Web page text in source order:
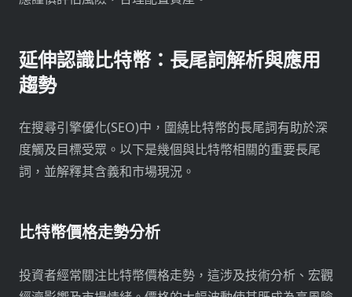
延伸認識比特幣：長尾詞解析與應用
趨勢
在搜尋引擎優化(SEO)中，圍繞比特幣的長尾詞有助於深
度觸及目標受眾。以下是幾個與比特幣相關的重要長尾
詞，並解釋其含義和市場現況。
比特幣價格走勢分析
投資者經常關注比特幣價格走勢，這涉及技術分析、宏觀